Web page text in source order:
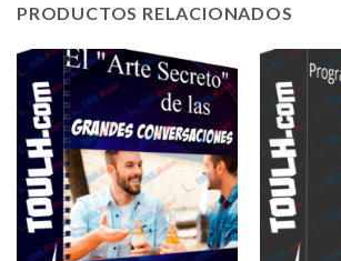
PRODUCTOS RELACIONADOS